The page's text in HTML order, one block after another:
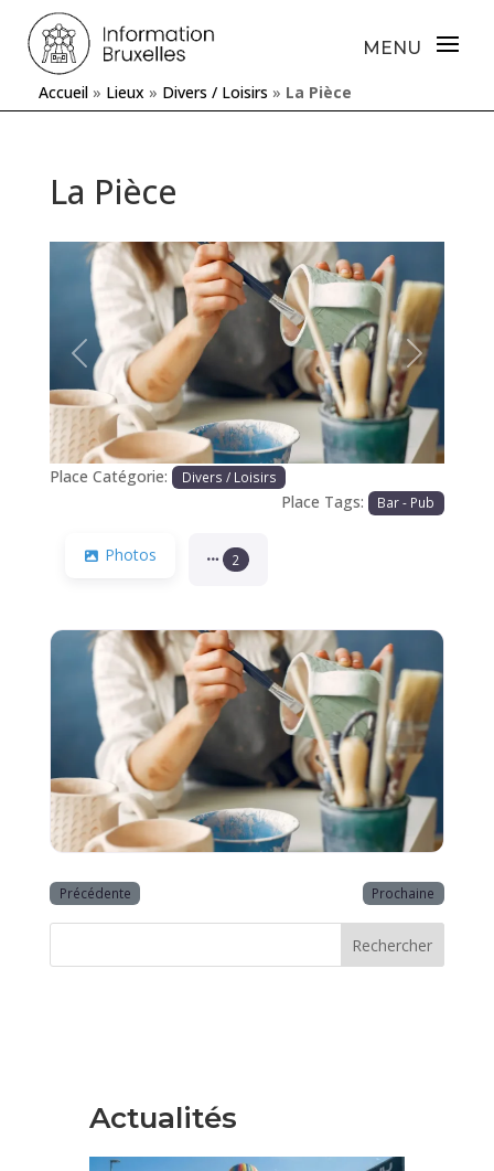
Accueil » Lieux » Divers / Loisirs » La Pièce
La Pièce
Précédente Prochaine
Place Catégorie: Divers / Loisirs
Place Tags: Bar - Pub
Photos 2
Précédente Prochaine
Rechercher
Actualités